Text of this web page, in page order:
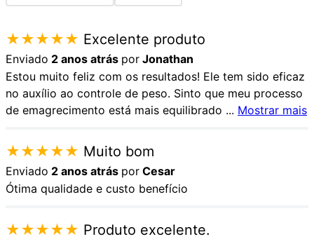
★★★★★ Excelente produto
Enviado 2 anos atrás por Jonathan
Estou muito feliz com os resultados! Ele tem sido eficaz
no auxílio ao controle de peso. Sinto que meu processo
de emagrecimento está mais equilibrado ... Mostrar mais
★★★★★ Muito bom
Enviado 2 anos atrás por Cesar
Ótima qualidade e custo benefício
★★★★★ Produto excelente.